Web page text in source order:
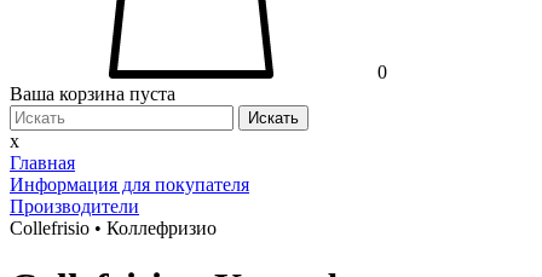
0
Ваша корзина пуста
Искать
x
Главная
Информация для покупателя
Производители
Collefrisio • Коллефризио